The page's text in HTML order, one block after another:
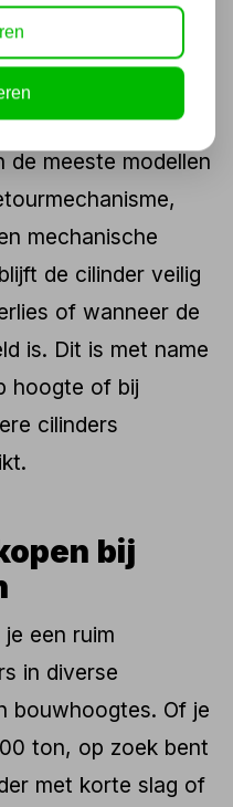
leveren op
de meeste modellen
mechanische
de cilinder veilig
of wanneer de
is. Dit is met name
hoogte of bij
cilinders
bij
je een ruim
in diverse
bouwhoogtes. Of je
ton, op zoek bent
met korte slag of